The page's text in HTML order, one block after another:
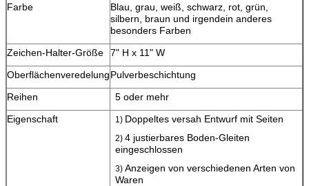
Farbe
Blau, grau, weiß, schwarz, rot, grün,
silbern, braun und irgendein anderes
besonders Farben
Zeichen-Halter-Größe
7" H x 11" W
OberflächenveredelungPulverbeschichtung
Reihen
5 oder mehr
Eigenschaft
1) Doppeltes versah Entwurf mit Seiten
2)4 justierbares Boden-Gleiten
eingeschlossen
3)Anzeigen von verschiedenen Arten von
Waren